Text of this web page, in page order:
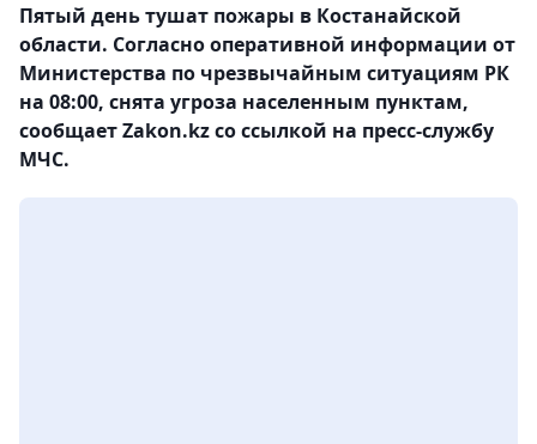
Пятый день тушат пожары в Костанайской
области. Согласно оперативной информации от
Министерства по чрезвычайным ситуациям РК
на 08:00, снята угроза населенным пунктам,
сообщает Zakon.kz со ссылкой на пресс-службу
МЧС.